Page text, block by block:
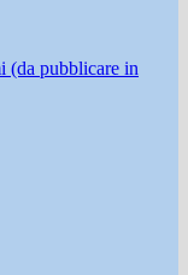
(da pubblicare in